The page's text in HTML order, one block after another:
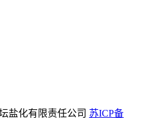
盐化有限责任公司 苏ICP备